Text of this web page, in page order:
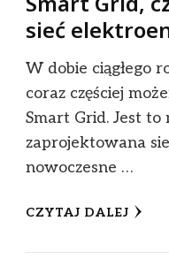
sieć
W dobie ciągłego
coraz częściej
Smart Grid. Jest to
zaprojektowana
nowoczesne …
CZYTAJ DALEJ